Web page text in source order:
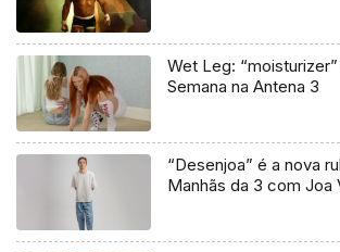
Wet Leg:
Semana na Antena 3
“Desenjoa” é a nova
Manhãs da 3 com Joa